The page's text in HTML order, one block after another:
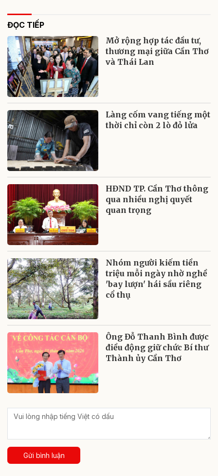
ĐỌC TIẾP
Mở rộng hợp tác đầu tư,
thương mại giữa Cần Thơ
và Thái Lan
Làng cốm vang tiếng một
thời chỉ còn 2 lò đỏ lửa
HĐND TP. Cần Thơ thông
qua nhiều nghị quyết
quan trọng
Nhóm người kiếm tiền
triệu mỗi ngày nhờ nghề
'bay lượn' hái sầu riêng
cổ thụ
Ông Đỗ Thanh Bình được
điều động giữ chức Bí thư
Thành ủy Cần Thơ
Gửi bình luận